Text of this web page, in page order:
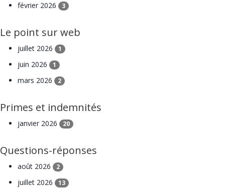
février 2026 3
Le point sur web
juillet 2026 1
juin 2026 1
mars 2026 2
Primes et indemnités
janvier 2026 20
Questions-réponses
août 2026 2
juillet 2026 13